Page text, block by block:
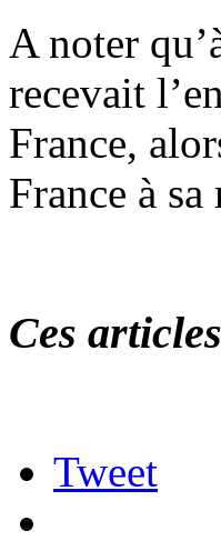
A noter
recevait
France,
France à
Ces
Tweet